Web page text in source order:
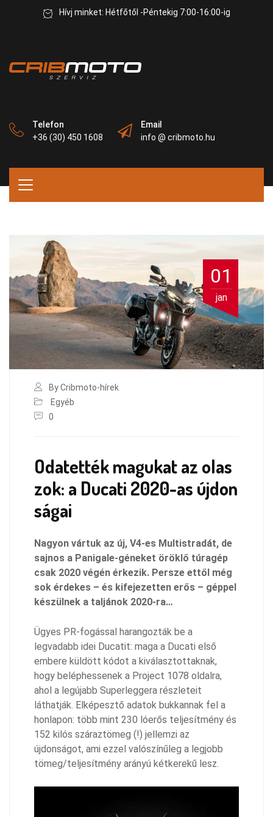
Hívj minket: Hétfőtől -Péntekig 7:00-16:00-ig
Telefon
+36 (30) 450 1608
Email
info @ cribmoto.hu
01
jan
By Cribmoto-hírek
Egyéb
0
Odatették magukat az olas
zok: a Ducati 2020-as újdon
ságai
Nagyon vártuk az új, V4-es Multistradát, de
sajnos a Panigale-géneket öröklő túragép
csak 2020 végén érkezik. Persze ettől még
sok érdekes – és kifejezetten erős – géppel
készülnek a taljánok 2020-ra…
Ügyes PR-fogással harangozták be a
legvadabb idei Ducatit: maga a Ducati első
embere küldött kódot a kiválasztottaknak,
hogy beléphessenek a Project 1078 oldalra,
ahol a legújabb Superleggera részleteit
láthatják. Elképesztő adatok bukkannak fel a
honlapon: több mint 230 lóerős teljesítmény és
152 kilós száraztömeg (!) jellemzi az
újdonságot, ami ezzel valószínűleg a legjobb
tömeg/teljesítmény arányú kétkerekű lesz.